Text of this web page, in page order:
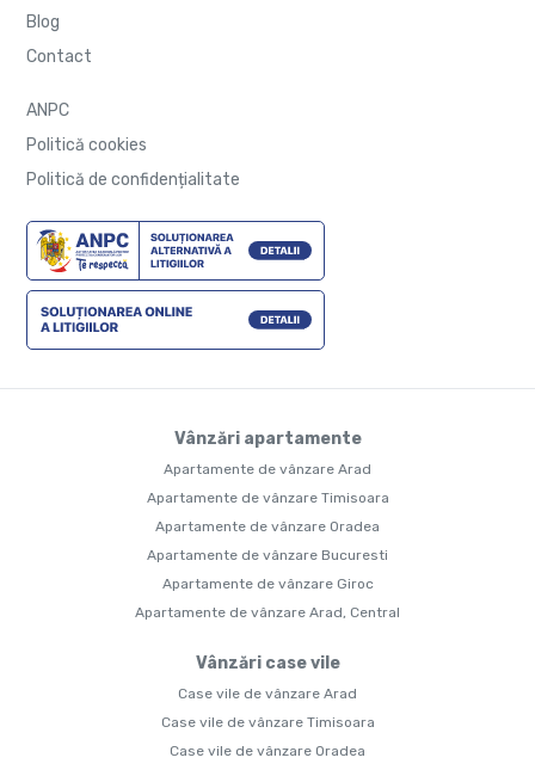
Blog
Contact
ANPC
Politică cookies
Politică de confidențialitate
Vânzări apartamente
Apartamente de vânzare Arad
Apartamente de vânzare Timisoara
Apartamente de vânzare Oradea
Apartamente de vânzare Bucuresti
Apartamente de vânzare Giroc
Apartamente de vânzare Arad, Central
Vânzări case vile
Case vile de vânzare Arad
Case vile de vânzare Timisoara
Case vile de vânzare Oradea